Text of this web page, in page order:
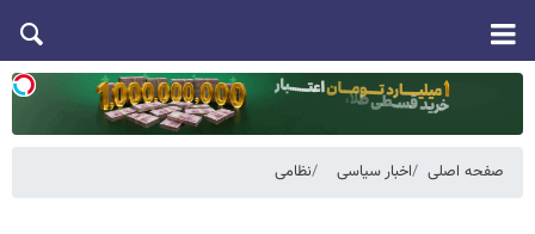
صفحه اصلی اخبار سیاسی نظامی